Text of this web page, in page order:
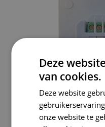
Deze
van cookies.
Deze website
onze website te